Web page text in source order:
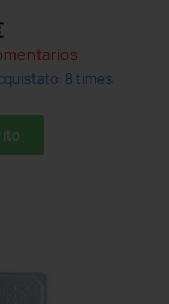
8 times